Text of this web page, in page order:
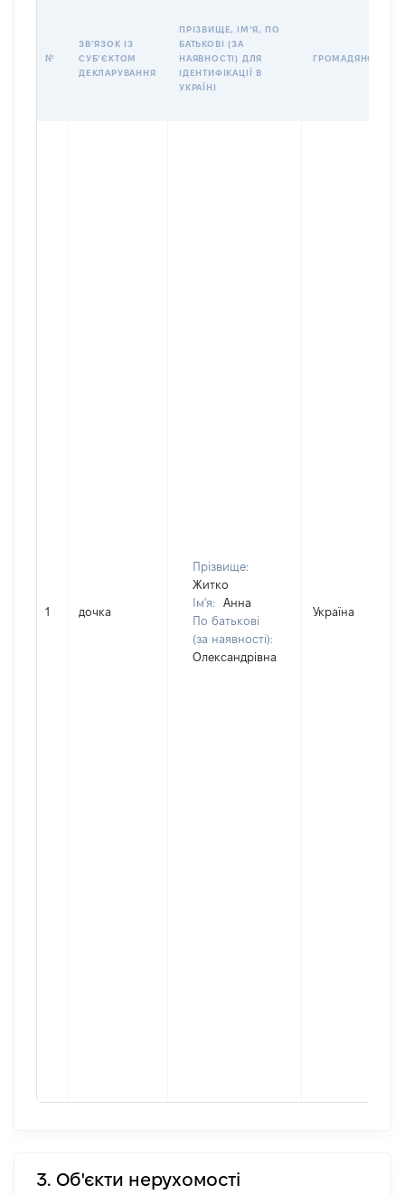
№
ЗВʼЯЗОК ІЗ
СУБʼЄКТОМ
ДЕКЛАРУВАННЯ
ПРІЗВИЩЕ, ІМʼЯ, ПО
БАТЬКОВІ (ЗА
НАЯВНОСТІ) ДЛЯ
ІДЕНТИФІКАЦІЇ В
УКРАЇНІ
ГРОМАДЯНСТВО
1 дочка
Прізвище:
Житко
Ім'я:
Анна
По батькові
(за наявності):
Олександрівна
Україна
3. Об'єкти нерухомості